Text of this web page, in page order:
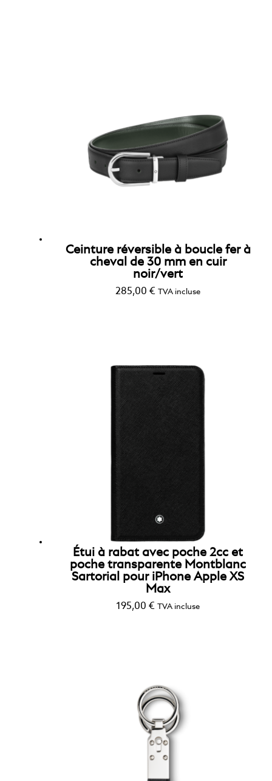
Ceinture réversible à boucle fer à
cheval de 30 mm en cuir
noir/vert
285,00 € TVA incluse
Étui à rabat avec poche 2cc et
poche transparente Montblanc
Sartorial pour iPhone Apple XS
Max
195,00 € TVA incluse